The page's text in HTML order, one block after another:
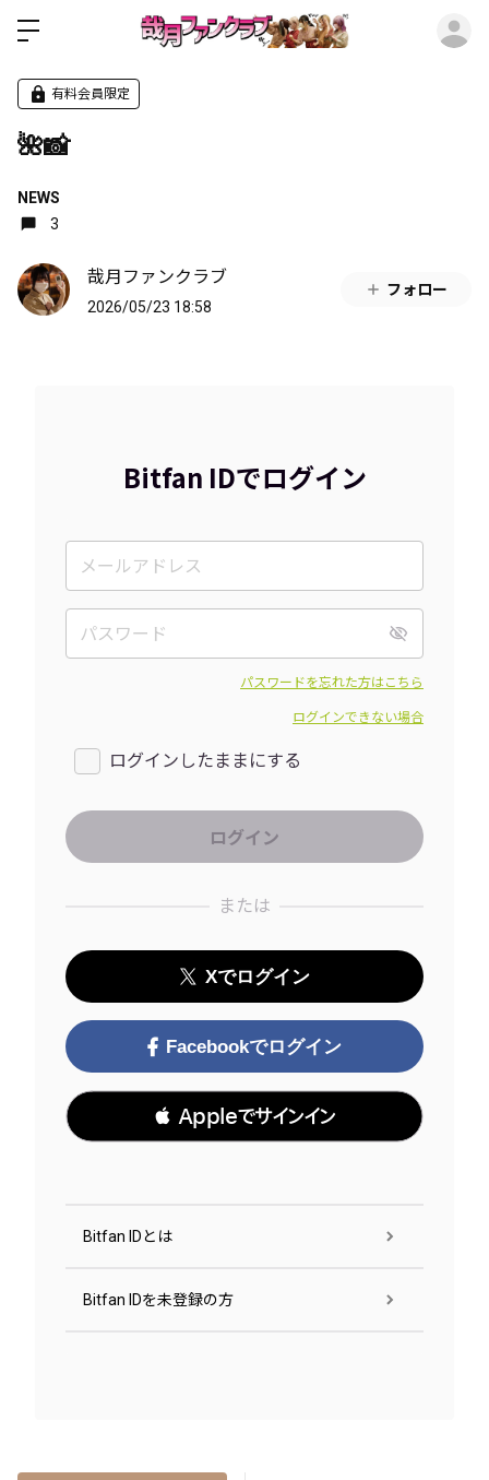
有料会員限定
🌺📸
NEWS
3
哉月ファンクラブ
2026/05/23 18:58
フォロー
Bitfan IDでログイン
パスワードを忘れた方はこちら
ログインできない場合
ログインしたままにする
または
Xでログイン
Facebookでログイン
 Appleでサインイン
Bitfan IDとは
Bitfan IDを未登録の方